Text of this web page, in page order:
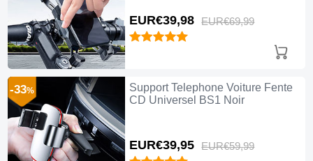
EUR€39,98 EUR€69,99
Support Telephone Voiture Fente
CD Universel BS1 Noir
EUR€39,95 EUR€59,99
-33%